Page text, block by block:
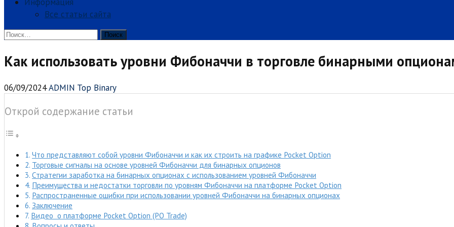
Все статьи сайта
Найти:
Как использовать уровни Фибоначчи в торговле бинарными
06/09/2024ADMIN Top Binary
Открой содержание статьи
Что представляют собой уровни Фибоначчи и как их строить на графике Pocket Option
Торговые сигналы на основе уровней Фибоначчи для бинарных опционов
Стратегии заработка на бинарных опционах с использованием уровней Фибоначчи
Преимущества и недостатки торговли по уровням Фибоначчи на платформе Pocket Option
Распространенные ошибки при использовании уровней Фибоначчи на бинарных опционах
Заключение
Видео о платформе Pocket Option (PO Trade)